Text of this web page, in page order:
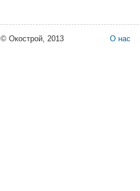
© Окострой, 2013 О нас